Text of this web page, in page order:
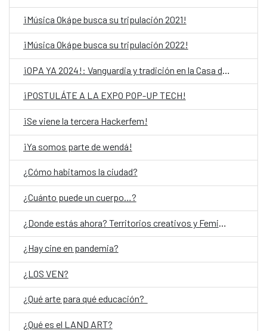
¡Música Okápe busca su tripulación 2021!
¡Música Okápe busca su tripulación 2022!
¡OPA YA 2024!: Vanguardia y tradición en la Casa del Bicentenario de las Artes Visuales
¡POSTULÁTE A LA EXPO POP-UP TECH!
¡Se viene la tercera Hackerfem!
¡Ya somos parte de wendá!
¿Cómo habitamos la ciudad?
¿Cuánto puede un cuerpo…?
¿Hay cine en pandemia?
¿LOS VEN?
¿Qué arte para qué educación?
¿Qué es el LAND ART?